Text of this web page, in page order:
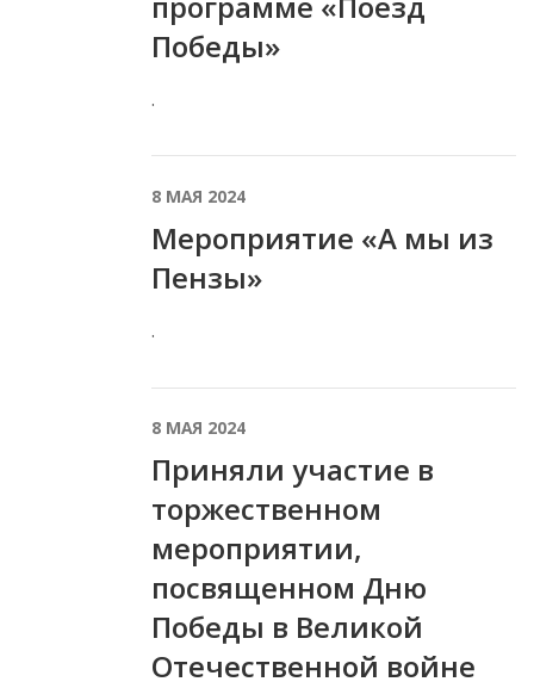
Победы»
.
8 МАЯ 2024
Мероприятие «А мы из
Пензы»
.
8 МАЯ 2024
Приняли участие в
торжественном
мероприятии,
посвященном Дню
Победы в Великой
Отечественной войне